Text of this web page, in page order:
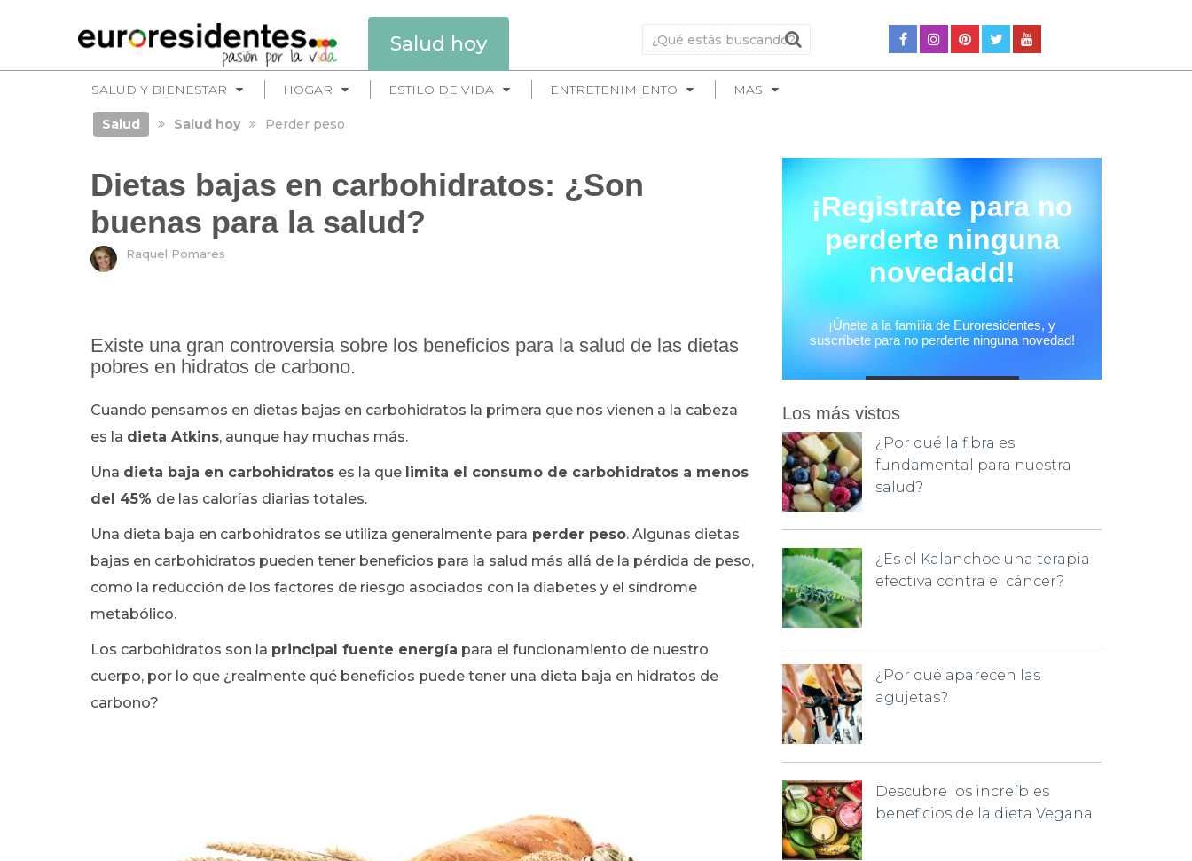
Salud hoy
SALUD Y BIENESTAR HOGAR ESTILO DE VIDA ENTRETENIMIENTO MAS
Salud Salud hoy Perder peso
Dietas bajas en carbohidratos: ¿Son
buenas para la salud?
Raquel Pomares
Existe una gran controversia sobre los beneficios para la salud de las dietas
pobres en hidratos de carbono.
Cuando pensamos en dietas bajas en carbohidratos la primera que nos vienen a la cabeza
es la dieta Atkins, aunque hay muchas más.
Una dieta baja en carbohidratos es la que limita el consumo de carbohidratos a menos
del 45% de las calorías diarias totales.
Una dieta baja en carbohidratos se utiliza generalmente para perder peso. Algunas dietas
bajas en carbohidratos pueden tener beneficios para la salud más allá de la pérdida de peso,
como la reducción de los factores de riesgo asociados con la diabetes y el síndrome
metabólico.
Los carbohidratos son la principal fuente energía para el funcionamiento de nuestro
cuerpo, por lo que ¿realmente qué beneficios puede tener una dieta baja en hidratos de
carbono?
Los más vistos
¿Por qué la fibra es
fundamental para nuestra
salud?
¿Es el Kalanchoe una terapia
efectiva contra el cáncer?
¿Por qué aparecen las
agujetas?
Descubre los increíbles
beneficios de la dieta Vegana